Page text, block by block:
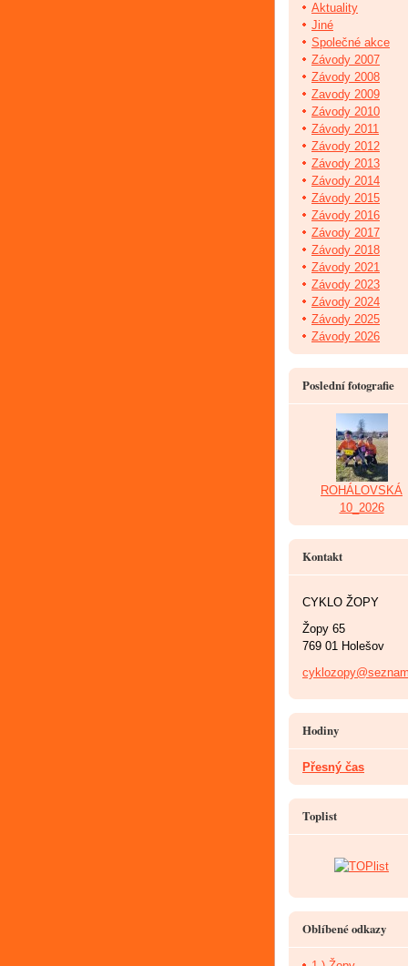
Aktuality
Jiné
Společné akce
Závody 2007
Závody 2008
Zavody 2009
Závody 2010
Závody 2011
Závody 2012
Závody 2013
Závody 2014
Závody 2015
Závody 2016
Závody 2017
Závody 2018
Závody 2021
Závody 2023
Závody 2024
Závody 2025
Závody 2026
Poslední fotografie
ROHÁLOVSKÁ
10_2026
Kontakt
CYKLO ŽOPY
Žopy 65
769 01 Holešov
Hodiny
Přesný čas
Toplist
Oblíbené odkazy